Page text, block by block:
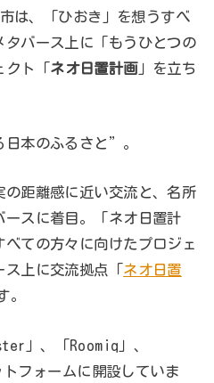
は、「ひおき」を想うすべ
タバース上に「もうひとつの
クト「ネオ日置計画」を立ち
本のふるさと”。
の距離感に近い交流と、名所
スに着目。「ネオ日置計
ての方々に向けたプロジェ
ス上に交流拠点「ネオ日置
。
」、「Roomiq」、
トフォームに開設していま